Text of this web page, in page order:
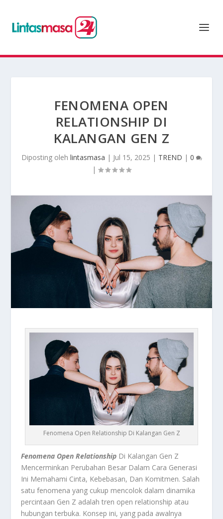
FENOMENA OPEN
RELATIONSHIP DI
KALANGAN GEN Z
Diposting oleh lintasmasa | Jul 15, 2025 | TREND | 0
|
Fenomena Open Relationship Di Kalangan Gen Z
Fenomena Open Relationship Di Kalangan Gen Z
Mencerminkan Perubahan Besar Dalam Cara Generasi
Ini Memahami Cinta, Kebebasan, Dan Komitmen. Salah
satu fenomena yang cukup mencolok dalam dinamika
percintaan Gen Z adalah tren open relationship atau
hubungan terbuka. Konsep ini, yang pada awalnya